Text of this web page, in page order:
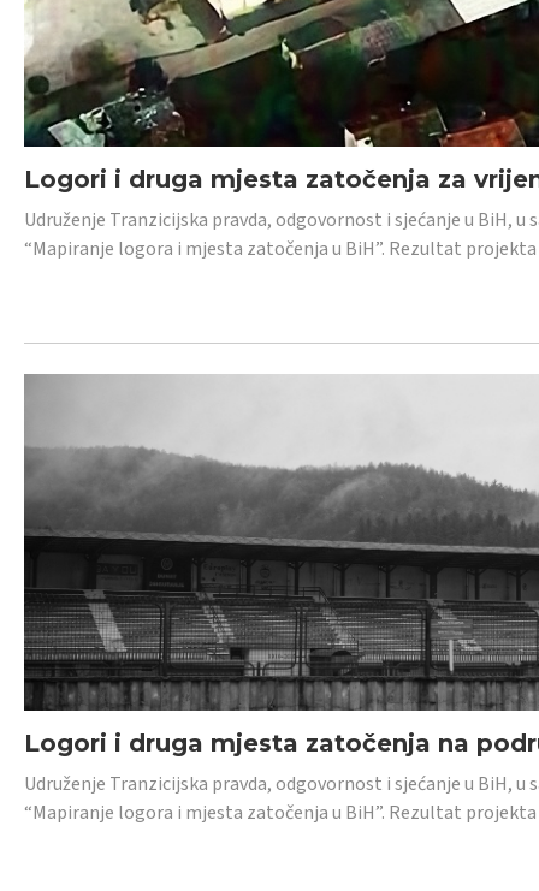
Logori i druga mjesta zatočenja za
Udruženje Tranzicijska pravda, odgovornost i sjećanje u BiH,
“Mapiranje logora i mjesta zatočenja u BiH”. Rezultat
Logori i druga mjesta zatočenja na
Udruženje Tranzicijska pravda, odgovornost i sjećanje u BiH,
“Mapiranje logora i mjesta zatočenja u BiH”. Rezultat